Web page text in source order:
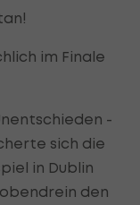
im Finale
-
sich die
in Dublin
den